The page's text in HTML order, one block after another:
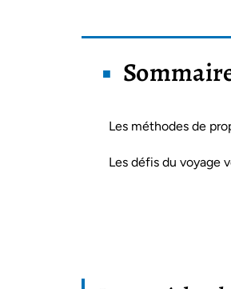
Les méthodes de
Les défis du voyage